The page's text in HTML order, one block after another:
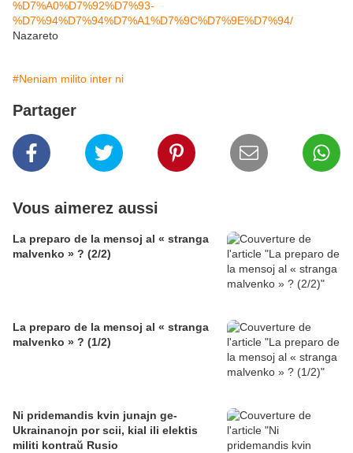
%D7%A0%D7%92%D7%93-
%D7%94%D7%94%D7%A1%D7%9C%D7%9E%D7%94/
Nazareto
#Neniam milito inter ni
Partager
Vous aimerez aussi
La preparo de la mensoj al « stranga
malvenko » ? (2/2)
La preparo de la mensoj al « stranga
malvenko » ? (1/2)
Ni pridemandis kvin junajn ge-
Ukrainanojn por scii, kial ili elektis
militi kontraŭ Rusio